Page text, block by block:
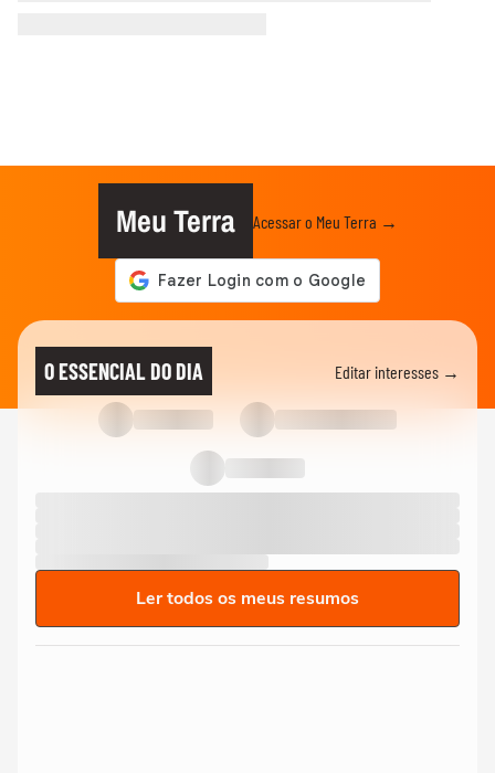
Meu Terra Acessar o Meu Terra →
O ESSENCIAL DO DIA Editar interesses →
Ler todos os meus resumos